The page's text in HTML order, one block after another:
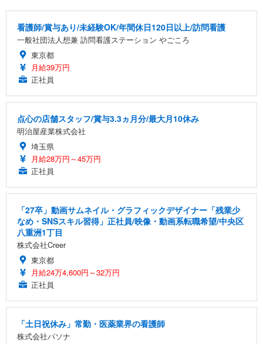
看護師/賞与あり/未経験OK/年間休日120日以上/訪問看護
一般社団法人想兼 訪問看護ステーション やごころ
東京都
月給39万円
正社員
点心の店舗スタッフ/賞与3.3ヵ月分/最大月10休み
明治屋産業株式会社
埼玉県
月給28万円～45万円
正社員
「27卒」動画サムネイル・グラフィックデザイナー「残業少
なめ・SNSスキル習得」正社員/映像・動画系転職希望/中央区
八重洲1丁目
株式会社Creer
東京都
月給24万4,600円～32万円
正社員
「土日祝休み」常勤・医薬業界の看護師
株式会社パソナ